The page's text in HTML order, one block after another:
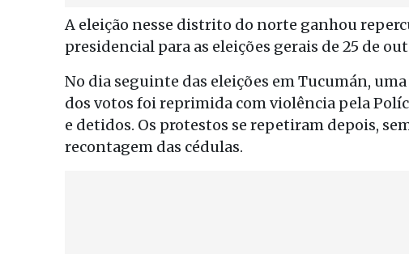
A eleição nesse distrito do norte ganhou
presidencial para as eleições gerais de 25 de
No dia seguinte das eleições em Tucumán,
dos votos foi reprimida com violência pela
e detidos. Os protestos se repetiram depois,
recontagem das cédulas.